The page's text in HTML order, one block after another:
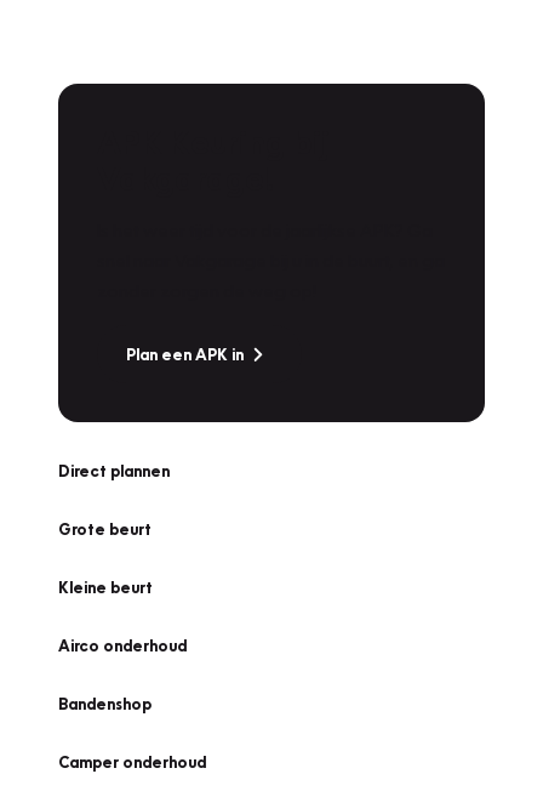
Plan een APK in
Direct plannen
Grote beurt
Kleine beurt
Airco onderhoud
Bandenshop
Camper onderhoud